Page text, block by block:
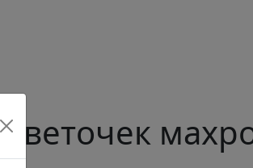
веточек